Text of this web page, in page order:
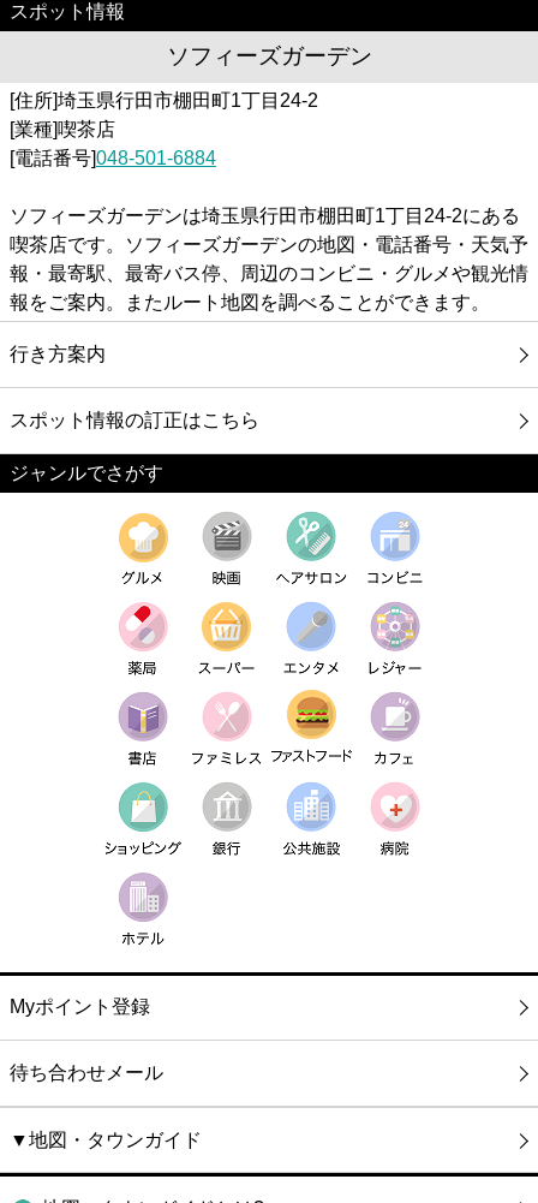
スポット情報
ソフィーズガーデン
[住所]埼玉県行田市棚田町1丁目24-2
[業種]喫茶店
[電話番号]048-501-6884
ソフィーズガーデンは埼玉県行田市棚田町1丁目24-2にある
喫茶店です。ソフィーズガーデンの地図・電話番号・天気予
報・最寄駅、最寄バス停、周辺のコンビニ・グルメや観光情
報をご案内。またルート地図を調べることができます。
行き方案内
スポット情報の訂正はこちら
ジャンルでさがす
Myポイント登録
待ち合わせメール
▼地図・タウンガイド